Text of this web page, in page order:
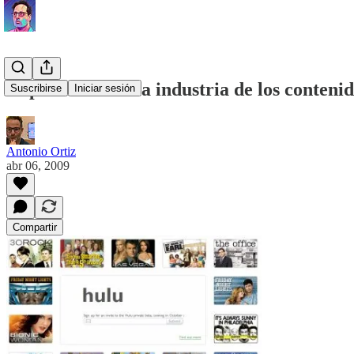
Suscribirse Iniciar sesión
El problema de la industria de los
Antonio Ortiz
abr 06, 2009
Compartir